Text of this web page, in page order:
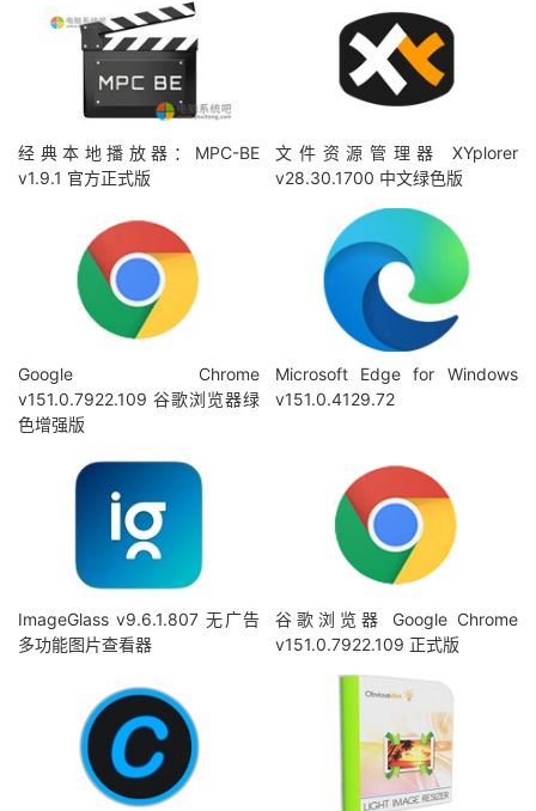
经典本地播放器：MPC-BE
v1.9.1 官方正式版
文件资源管理器 XYplorer
v28.30.1700 中文绿色版
Google Chrome
v151.0.7922.109 谷歌浏览器绿
色增强版
Microsoft Edge for Windows
v151.0.4129.72
ImageGlass v9.6.1.807 无广告
多功能图片查看器
谷歌浏览器 Google Chrome
v151.0.7922.109 正式版